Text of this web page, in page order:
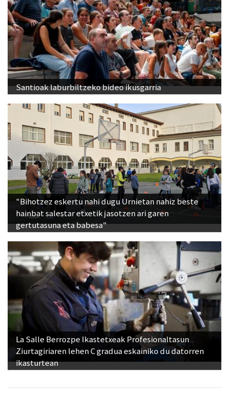
Santioak laburbiltzeko bideo ikusgarria
"Bihotzez eskertu nahi dugu Urnietan nahiz beste
hainbat salestar etxetik jasotzen ari garen
gertutasuna eta babesa"
La Salle Berrozpe Ikastetxeak Profesionaltasun
Ziurtagiriaren lehen C gradua eskainiko du datorren
ikasturtean